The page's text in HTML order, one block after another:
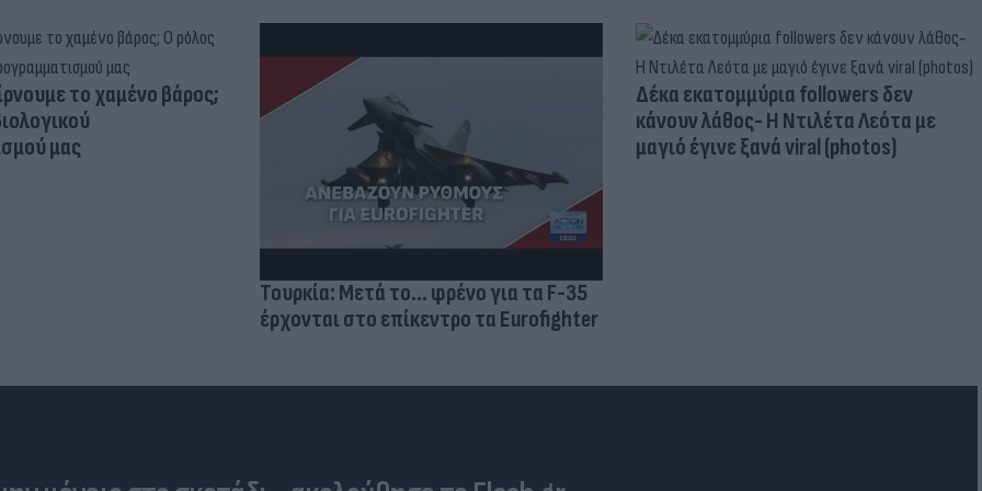
το χαμένο βάρος;
μας
Τουρκία: Μετά το... φρένο για τα F-35
έρχονται στο επίκεντρο τα Eurofighter
Δέκα εκατομμύρια followers δεν
κάνουν λάθος- Η Ντιλέτα Λεότα με
μαγιό έγινε ξανά viral (photos)